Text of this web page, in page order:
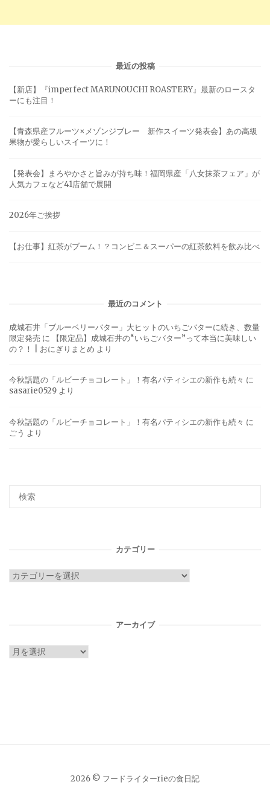
最近の投稿
【新店】『imperfect MARUNOUCHI ROASTERY』最新のロースタ
ーにも注目！
【青森県産フルーツ×メゾンジブレー 新作スイーツ発表会】あの高級
果物が愛らしいスイーツに！
【発表会】まろやかさと旨みが持ち味！福岡県産「八女抹茶フェア」が
人気カフェなど41店舗で展開
2026年ご挨拶
【お仕事】紅茶がブーム！？コンビニ＆スーパーの紅茶飲料を飲み比べ
最近のコメント
成城石井「ブルーベリーバター」大ヒットのいちごバターに続き、数量
限定発売 に
【限定品】成城石井の“いちごバター”って本当に美味しい
の？！ | おにぎりまとめ より
今秋話題の「ルビーチョコレート」！有名パティシエの新作も続々 に
sasarie0529 より
今秋話題の「ルビーチョコレート」！有名パティシエの新作も続々 に
ごう より
カテゴリー
カ
アーカイブ
ア
2026 © フードライターrieの食日記